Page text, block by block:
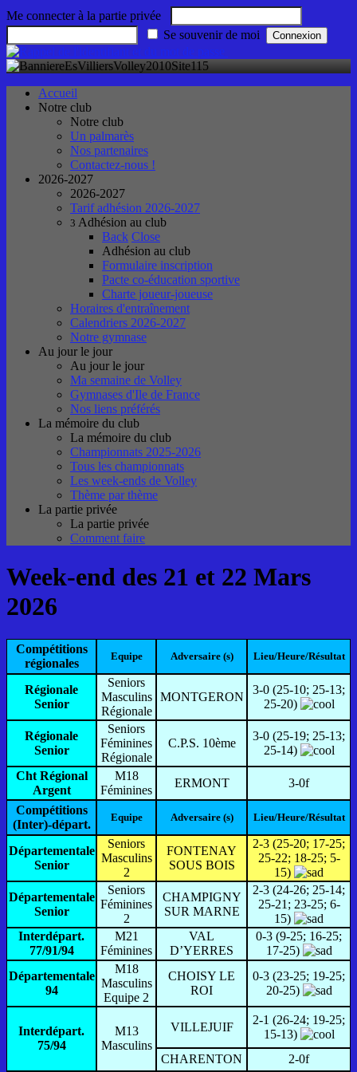
Me connecter à la partie privée
Se souvenir de moi
Accueil
Notre club
Notre club
Un palmarès
Nos partenaires
Contactez-nous !
2026-2027
2026-2027
Tarif adhésion 2026-2027
3 Adhésion au club
Back Close
Adhésion au club
Formulaire inscription
Pacte co-éducation sportive
Charte joueur-joueuse
Horaires d'entraînement
Calendriers 2026-2027
Notre gymnase
Au jour le jour
Au jour le jour
Ma semaine de Volley
Gymnases d'Ile de France
Nos liens préférés
La mémoire du club
La mémoire du club
Championnats 2025-2026
Tous les championnats
Les week-ends de Volley
Thème par thème
La partie privée
La partie privée
Comment faire
Week-end des 21 et 22 Mars
2026
Compétitions
régionales
Equipe Adversaire (s) Lieu/Heure/Résultat
Régionale
Senior
Seniors
Masculins
Régionale
MONTGERON
3-0 (25-10; 25-13;
25-20)
Régionale
Senior
Seniors
Féminines
Régionale
C.P.S. 10ème
3-0 (25-19; 25-13;
25-14)
Cht Régional
Argent
M18
Féminines
ERMONT
3-0f
Compétitions
(Inter)-départ.
Equipe Adversaire (s) Lieu/Heure/Résultat
Départementale
Senior
Seniors
Masculins
2
FONTENAY
SOUS BOIS
2-3 (25-20; 17-25;
25-22; 18-25; 5-
15)
Départementale
Senior
Seniors
Féminines
2
CHAMPIGNY
SUR MARNE
2-3 (24-26; 25-14;
25-21; 23-25; 6-
15)
Interdépart.
77/91/94
M21
Féminines
VAL
D’YERRES
0-3 (9-25; 16-25;
17-25)
Départementale
94
M18
Masculins
Equipe 2
CHOISY LE
ROI
0-3 (23-25; 19-25;
20-25)
Interdépart.
75/94
M13
Masculins
VILLEJUIF
2-1 (26-24; 19-25;
15-13)
CHARENTON
2-0f